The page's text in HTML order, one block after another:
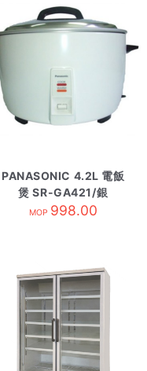
PANASONIC 4.2L 電飯
煲 SR-GA421/銀
MOP 998.00